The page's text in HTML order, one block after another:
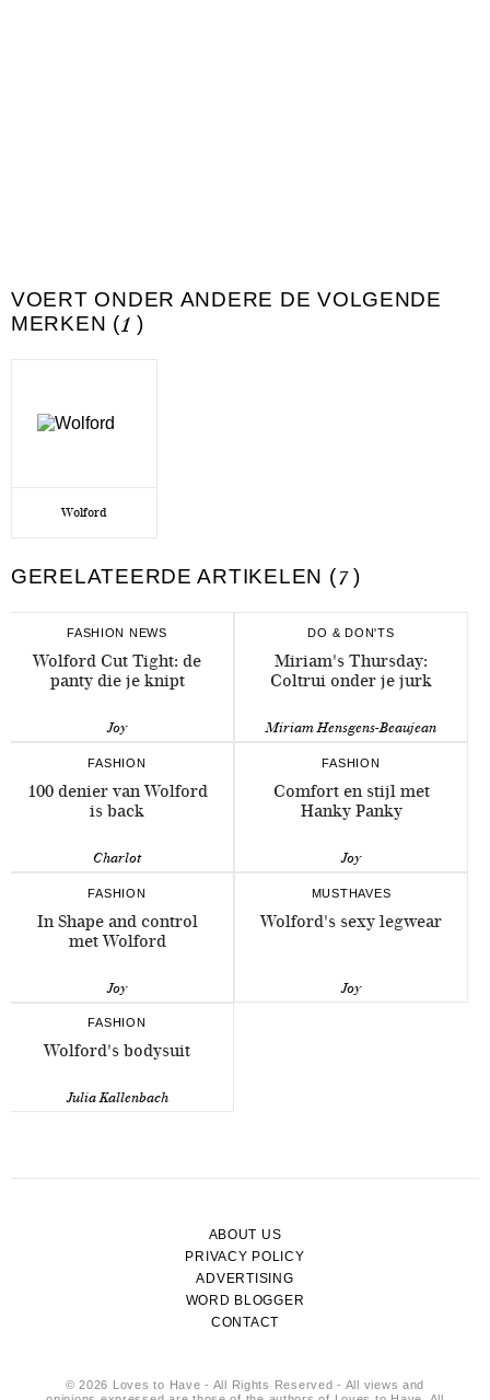
VOERT ONDER ANDERE DE VOLGENDE
MERKEN (1 )
Wolford
GERELATEERDE ARTIKELEN (7 )
FASHION NEWS
Wolford Cut Tight: de
panty die je knipt
Joy
DO & DON'TS
Miriam's Thursday:
Coltrui onder je jurk
Miriam Hensgens-Beaujean
FASHION
100 denier van Wolford
is back
Charlot
FASHION
Comfort en stijl met
Hanky Panky
Joy
FASHION
In Shape and control
met Wolford
Joy
MUSTHAVES
Wolford's sexy legwear
Joy
FASHION
Wolford's bodysuit
Julia Kallenbach
ABOUT US
PRIVACY POLICY
ADVERTISING
WORD BLOGGER
CONTACT
© 2026 Loves to Have - All Rights Reserved - All views and